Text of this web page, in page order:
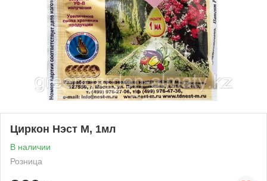
Циркон Нэст М, 1мл
В наличии
Розница